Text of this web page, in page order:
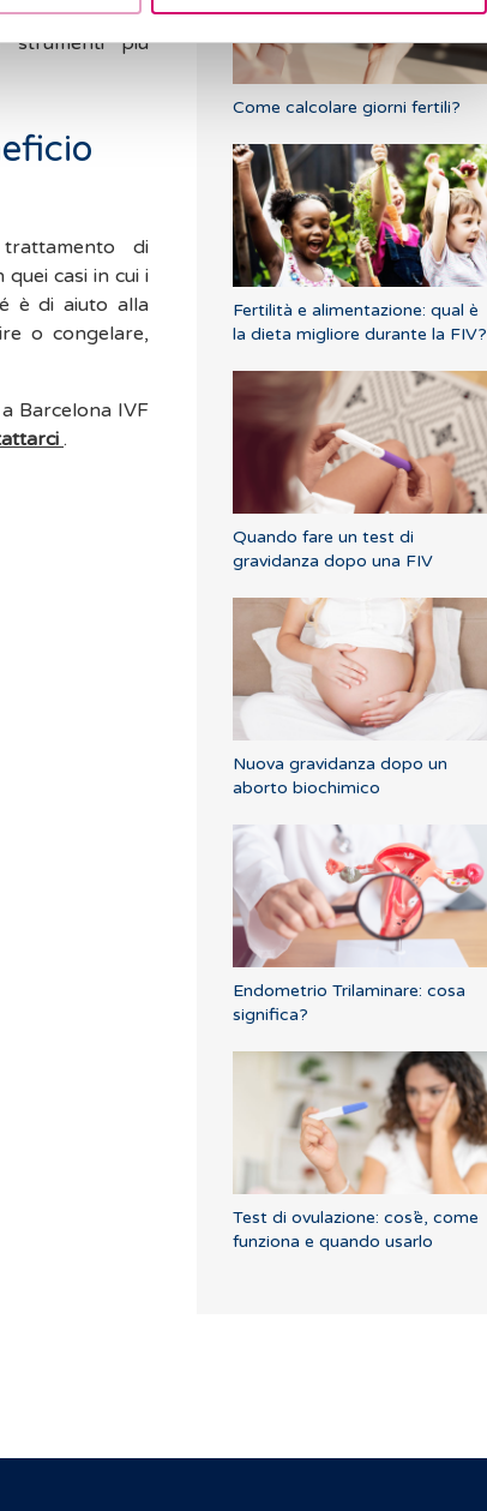
sono
strumenti più
di
casi in cui i
è di aiuto alla
o congelare,
Barcelona IVF
.
Come calcolare giorni fertili?
Fertilità e alimentazione: qual è
la dieta migliore durante la FIV?
Quando fare un test di
gravidanza dopo una FIV
Nuova gravidanza dopo un
aborto biochimico
Endometrio Trilaminare: cosa
significa?
Test di ovulazione: cos’è, come
funziona e quando usarlo